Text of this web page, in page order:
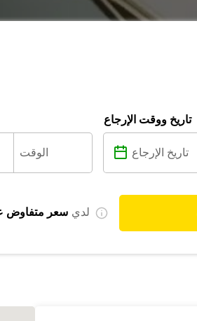
تاريخ ووقت الإرجاع
لدي سعر متفاوض